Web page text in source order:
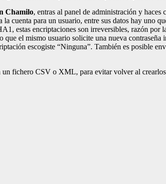
Chamilo, entras al panel de administración y haces
cuenta para un usuario, entre sus datos hay uno
estas encriptaciones son irreversibles, razón por
el mismo usuario solicite una nueva
escogiste “Ninguna”. También es posible
fichero CSV o XML, para evitar volver al